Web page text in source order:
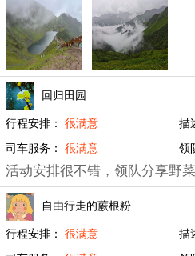
回归田园
行程安排：很满意 描
司车服务：很满意 领
活动安排很不错，领队分享野
自由行走的蕨根粉
行程安排：很满意 描